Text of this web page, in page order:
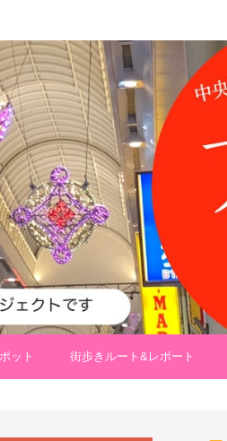
ット 街歩きルート&レポート